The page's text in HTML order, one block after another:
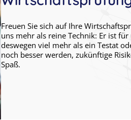
Freuen Sie sich auf Ihre
uns mehr als reine Technik: Er ist
deswegen viel mehr als ein Testat
noch besser werden, zukünftige
Spaß.